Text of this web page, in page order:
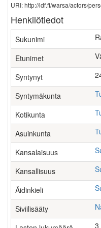
URI: http://ldf.fi/warsa/actors/
Henkilötiedot
Sukunimi
Etunimet
Syntynyt
Syntymäkunta
Kotikunta
Asuinkunta
Kansalaisuus
Kansallisuus
Äidinkieli
Siviilisääty